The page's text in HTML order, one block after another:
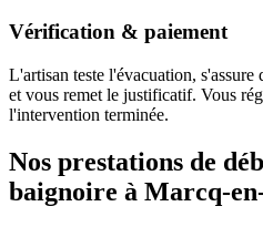
Vérification & paiement
L'artisan teste l'évacuation,
et vous remet le justificatif. Vous
l'intervention terminée.
Nos prestations de
baignoire à Marcq-